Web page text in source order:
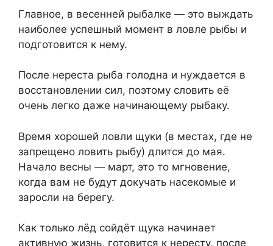
Главное, в весенней рыбалке — это выждать
наиболее успешный момент в ловле рыбы и
подготовится к нему.
После нереста рыба голодна и нуждается в
восстановлении сил, поэтому словить её
очень легко даже начинающему рыбаку.
Время хорошей ловли щуки (в местах, где не
запрещено ловить рыбу) длится до мая.
Начало весны — март, это то мгновение,
когда вам не будут докучать насекомые и
заросли на берегу.
Как только лёд сойдёт щука начинает
активную жизнь, готовится к нересту, после